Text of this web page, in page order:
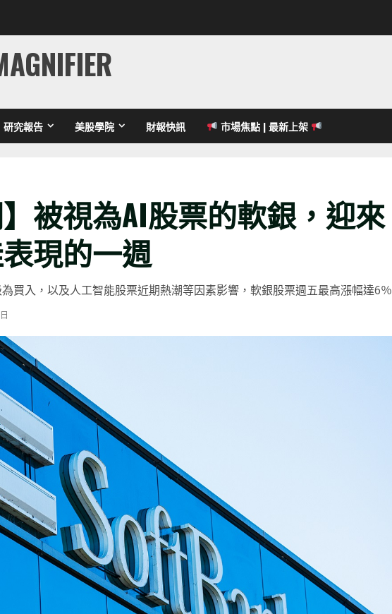
研究報告 美股學院 財報快訊 市場焦點 | 最新上架
】被視為AI股票的軟銀，迎來
現的一週
買入，以及人工智能股票近期熱潮等因素影響，軟銀股票週五最高漲幅達6％